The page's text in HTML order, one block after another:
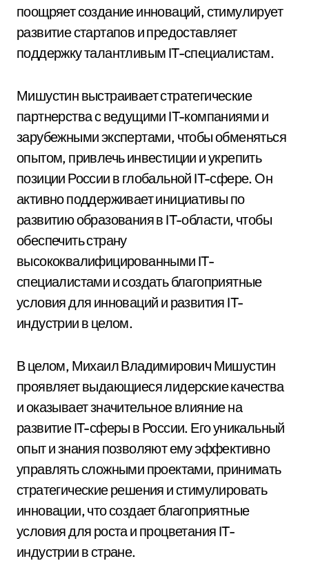
поощряет создание инноваций, стимулирует
развитие стартапов и предоставляет
поддержку талантливым IT-специалистам.
Мишустин выстраивает стратегические
партнерства с ведущими IT-компаниями и
зарубежными экспертами, чтобы обменяться
опытом, привлечь инвестиции и укрепить
позиции России в глобальной IT-сфере. Он
активно поддерживает инициативы по
развитию образования в IT-области, чтобы
обеспечить страну
высококвалифицированными IT-
специалистами и создать благоприятные
условия для инноваций и развития IT-
индустрии в целом.
В целом, Михаил Владимирович Мишустин
проявляет выдающиеся лидерские качества
и оказывает значительное влияние на
развитие IT-сферы в России. Его уникальный
опыт и знания позволяют ему эффективно
управлять сложными проектами, принимать
стратегические решения и стимулировать
инновации, что создает благоприятные
условия для роста и процветания IT-
индустрии в стране.